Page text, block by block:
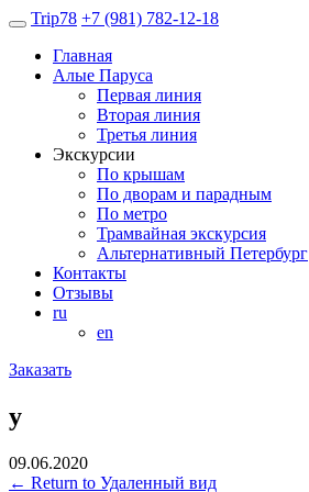
Trip78 +7 (981) 782-12-18
Главная
Алые Паруса
Первая линия
Вторая линия
Третья линия
Экскурсии
По крышам
По дворам и парадным
По метро
Трамвайная экскурсия
Альтернативный Петербург
Контакты
Отзывы
ru
en
Заказать
у
09.06.2020
← Return to Удаленный вид